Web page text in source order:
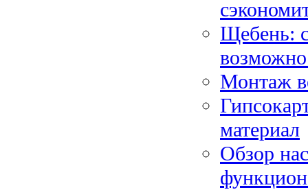
Щебень:
Монтаж
материал
Обзор